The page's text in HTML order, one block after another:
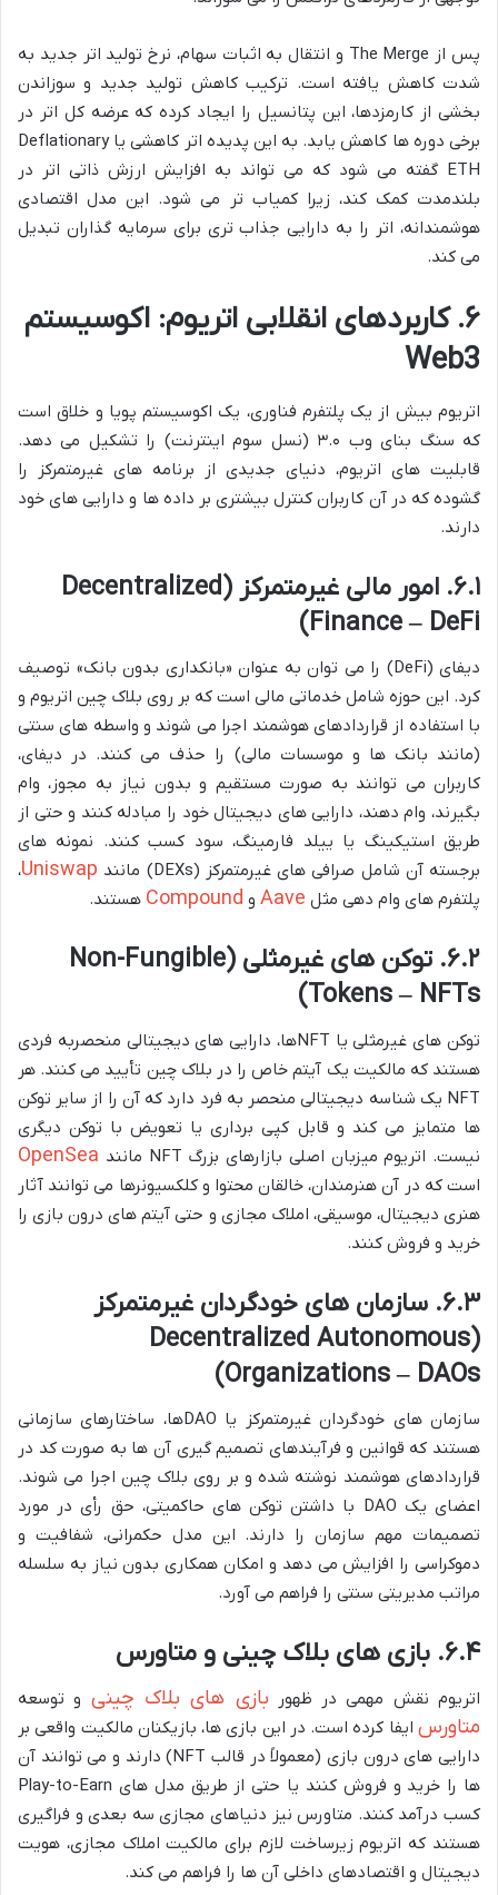
پس از The Merge و انتقال به اثبات سهام، نرخ تولید اتر جدید به
شدت کاهش یافته است. ترکیب کاهش تولید جدید و سوزاندن
بخشی از کارمزدها، این پتانسیل را ایجاد کرده که عرضه کل اتر در
برخی دوره ها کاهش یابد. به این پدیده اتر کاهشی یا Deflationary
ETH گفته می شود که می تواند به افزایش ارزش ذاتی اتر در
بلندمدت کمک کند، زیرا کمیاب تر می شود. این مدل اقتصادی
هوشمندانه، اتر را به دارایی جذاب تری برای سرمایه گذاران تبدیل
می کند.
۶. کاربردهای انقلابی اتریوم: اکوسیستم
Web3
اتریوم بیش از یک پلتفرم فناوری، یک اکوسیستم پویا و خلاق است
که سنگ بنای وب ۳.۰ (نسل سوم اینترنت) را تشکیل می دهد.
قابلیت های اتریوم، دنیای جدیدی از برنامه های غیرمتمرکز را
گشوده که در آن کاربران کنترل بیشتری بر داده ها و دارایی های خود
دارند.
۶.۱. امور مالی غیرمتمرکز (Decentralized
Finance – DeFi)
دیفای (DeFi) را می توان به عنوان «بانکداری بدون بانک» توصیف
کرد. این حوزه شامل خدماتی مالی است که بر روی بلاک چین اتریوم و
با استفاده از قراردادهای هوشمند اجرا می شوند و واسطه های سنتی
(مانند بانک ها و موسسات مالی) را حذف می کنند. در دیفای،
کاربران می توانند به صورت مستقیم و بدون نیاز به مجوز، وام
بگیرند، وام دهند، دارایی های دیجیتال خود را مبادله کنند و حتی از
طریق استیکینگ یا ییلد فارمینگ، سود کسب کنند. نمونه های
برجسته آن شامل صرافی های غیرمتمرکز (DEXs) مانند
Uniswap،
پلتفرم های وام دهی مثل Aave و Compound هستند.
۶.۲. توکن های غیرمثلی (Non-Fungible
Tokens – NFTs)
توکن های غیرمثلی یا NFTها، دارایی های دیجیتالی منحصربه فردی
هستند که مالکیت یک آیتم خاص را در بلاک چین تأیید می کنند. هر
NFT یک شناسه دیجیتالی منحصر به فرد دارد که آن را از سایر توکن
ها متمایز می کند و قابل کپی برداری یا تعویض با توکن دیگری
نیست. اتریوم میزبان اصلی بازارهای بزرگ NFT مانند
OpenSea
است که در آن هنرمندان، خالقان محتوا و کلکسیونرها می توانند آثار
هنری دیجیتال، موسیقی، املاک مجازی و حتی آیتم های درون بازی را
خرید و فروش کنند.
۶.۳. سازمان های خودگردان غیرمتمرکز
(Decentralized Autonomous
Organizations – DAOs)
سازمان های خودگردان غیرمتمرکز یا DAOها، ساختارهای سازمانی
هستند که قوانین و فرآیندهای تصمیم گیری آن ها به صورت کد در
قراردادهای هوشمند نوشته شده و بر روی بلاک چین اجرا می شوند.
اعضای یک DAO با داشتن توکن های حاکمیتی، حق رأی در مورد
تصمیمات مهم سازمان را دارند. این مدل حکمرانی، شفافیت و
دموکراسی را افزایش می دهد و امکان همکاری بدون نیاز به سلسله
مراتب مدیریتی سنتی را فراهم می آورد.
۶.۴. بازی های بلاک چینی و متاورس
اتریوم نقش مهمی در ظهور بازی های بلاک چینی و توسعه
متاورس ایفا کرده است. در این بازی ها، بازیکنان مالکیت واقعی بر
دارایی های درون بازی (معمولاً در قالب NFT) دارند و می توانند آن
ها را خرید و فروش کنند یا حتی از طریق مدل های Play-to-Earn
کسب درآمد کنند. متاورس نیز دنیاهای مجازی سه بعدی و فراگیری
هستند که اتریوم زیرساخت لازم برای مالکیت املاک مجازی، هویت
دیجیتال و اقتصادهای داخلی آن ها را فراهم می کند.